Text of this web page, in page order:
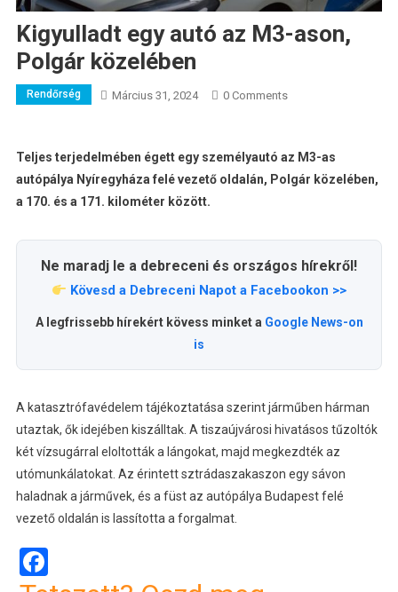
Kigyulladt egy autó az M3-ason,
Polgár közelében
Rendőrség Március 31, 2024 0 Comments
Teljes terjedelmében égett egy személyautó az M3-as
autópálya Nyíregyháza felé vezető oldalán, Polgár közelében,
a 170. és a 171. kilométer között.
Ne maradj le a debreceni és országos hírekről!
Kövesd a Debreceni Napot a Facebookon >>
A legfrissebb hírekért kövess minket a Google News-on
is
A katasztrófavédelem tájékoztatása szerint járműben hárman
utaztak, ők idejében kiszálltak. A tiszaújvárosi hivatásos tűzoltók
két vízsugárral eloltották a lángokat, majd megkezdték az
utómunkálatokat. Az érintett sztrádaszakaszon egy sávon
haladnak a járművek, és a füst az autópálya Budapest felé
vezető oldalán is lassította a forgalmat.
Facebook